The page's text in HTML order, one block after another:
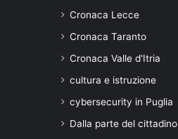
Cronaca Lecce
Cronaca Taranto
Cronaca Valle d'Itria
cultura e istruzione
cybersecurity in Puglia
Dalla parte del cittadino